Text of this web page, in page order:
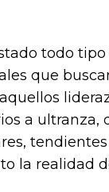
todo
que
a ultranza,
la realidad